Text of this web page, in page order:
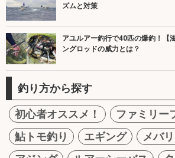
ズムと対策
アユルアー釣行で40匹の爆釣！【
ングロッドの威力とは？
釣り方から探す
初心者オススメ！
ファミリー
鮎トモ釣り
エギング
メバ